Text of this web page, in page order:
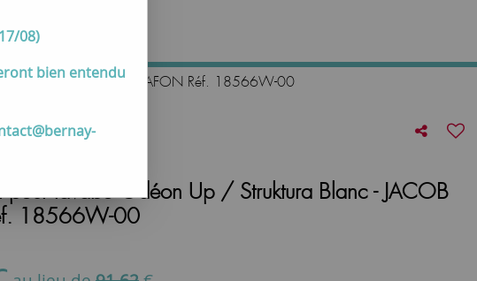
nous
Blanc - JACOB DELAFON Réf. 18566W-00
pour lavabo Odéon Up / Struktura Blanc - JACOB
18566W-00
08)
bien entendu